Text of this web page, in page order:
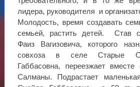
лидера, руководителя и
Молодость, время создавать
семьей, растить детей. Став
Фаиз Вагизовича, которого
совхоза в селе Старые
Габбасовна, переезжает
Салманы. Подрастает